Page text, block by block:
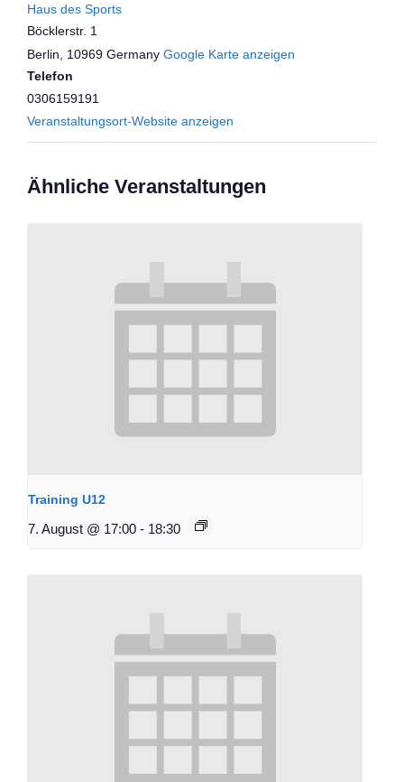
Haus des Sports
Böcklerstr. 1
Berlin
10969 Germany Google Karte anzeigen
Telefon
0306159191
Veranstaltungsort-Website anzeigen
Ähnliche Veranstaltungen
Training U12
7. August @ 17:00 - 18:30